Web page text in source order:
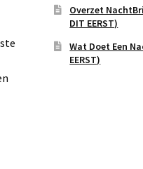
Overzet
DIT EERST)
Wat Doet Een
EERST)